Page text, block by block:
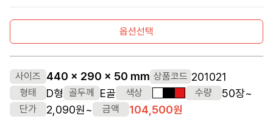
옵션선택
사이즈 440 x 290 x 50 mm 상품코드 201021
형태 D형 골두께 E골 색상 흰색검정색빨간색수량 50장~
단가 2,090원~ 금액 104,500원